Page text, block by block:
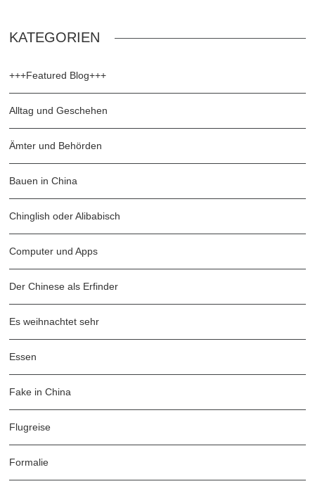
KATEGORIEN
+++Featured Blog+++
Alltag und Geschehen
Ämter und Behörden
Bauen in China
Chinglish oder Alibabisch
Computer und Apps
Der Chinese als Erfinder
Es weihnachtet sehr
Essen
Fake in China
Flugreise
Formalie